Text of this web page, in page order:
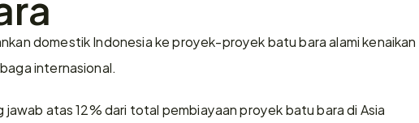
domestik Indonesia ke proyek-proyek batu bara alami kenaikan
internasional.
atas 12% dari total pembiayaan proyek batu bara di Asia